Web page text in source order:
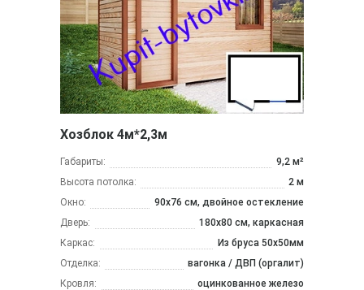
Хозблок 4м*2,3м
Габариты:
9,2 м²
Высота потолка:
2 м
Окно:
90х76 см, двойное остекление
Дверь:
180х80 см, каркасная
Каркас:
Из бруса 50x50мм
Отделка:
вагонка / ДВП (оргалит)
Кровля:
оцинкованное железо